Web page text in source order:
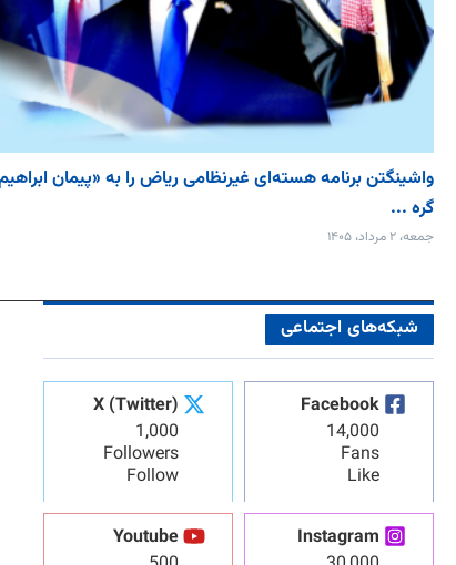
واشینگتن برنامه هسته‌ای غیرنظامی ریاض را به «پیمان‌
گره ...
جمعه، ۲ مرداد، ۱۴۰۵
شبکه‌های اجتماعی
Facebook
14,000
Fans
Like
X (Twitter)
1,000
Followers
Follow
Instagram
Youtube